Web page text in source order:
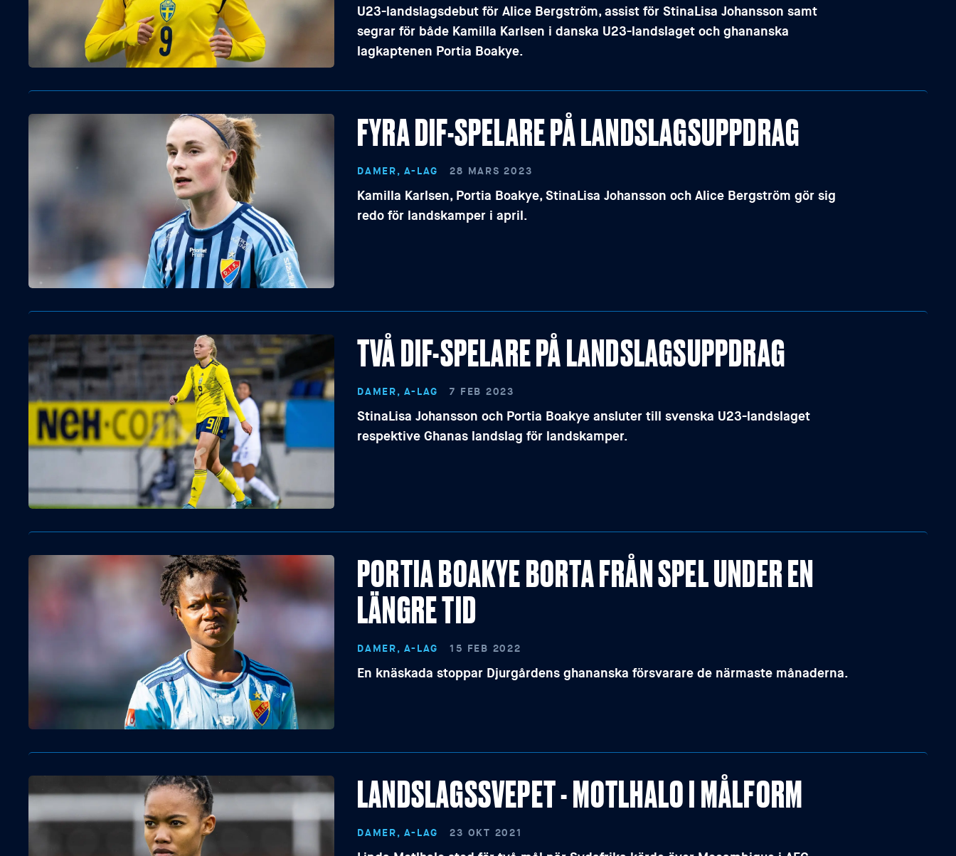
U23-landslagsdebut för Alice Bergström, assist för StinaLisa Johansson samt
segrar för både Kamilla Karlsen i danska U23-landslaget och ghananska
lagkaptenen Portia Boakye.
FYRA DIF-SPELARE PÅ LANDSLAGSUPPDRAG
DAMER, A-LAG 28 MARS 2023
Kamilla Karlsen, Portia Boakye, StinaLisa Johansson och Alice Bergström gör sig
redo för landskamper i april.
TVÅ DIF-SPELARE PÅ LANDSLAGSUPPDRAG
DAMER, A-LAG 7 FEB 2023
StinaLisa Johansson och Portia Boakye ansluter till svenska U23-landslaget
respektive Ghanas landslag för landskamper.
PORTIA BOAKYE BORTA FRÅN SPEL UNDER EN
LÄNGRE TID
DAMER, A-LAG 15 FEB 2022
En knäskada stoppar Djurgårdens ghananska försvarare de närmaste månaderna.
LANDSLAGSSVEPET - MOTLHALO I MÅLFORM
DAMER, A-LAG 23 OKT 2021